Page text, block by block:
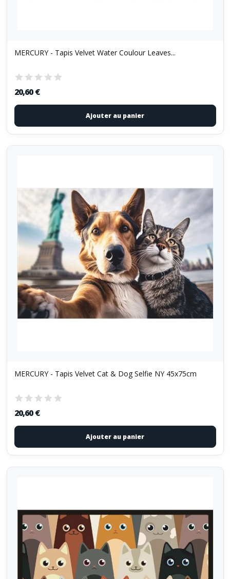
MERCURY - Tapis Velvet Water Coulour Leaves...
20,60 €
Ajouter au panier
MERCURY - Tapis Velvet Cat & Dog Selfie NY 45x75cm
20,60 €
Ajouter au panier